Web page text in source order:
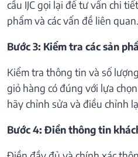
cầu IJC gọi lại để tư vấn chi
phẩm và các vấn đề liên quan.
Bước 3: Kiểm tra các sản
Kiểm tra thông tin và số
giỏ hàng có đúng với lựa
hãy chỉnh sửa và điều chỉnh
Bước 4: Điền thông tin